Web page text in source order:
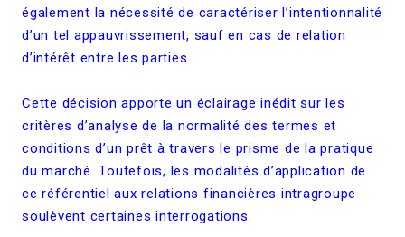
également la nécessité de caractériser l’intentionnalité
d’un tel appauvrissement, sauf en cas de relation
d’intérêt entre les parties.
Cette décision apporte un éclairage inédit sur les
critères d’analyse de la normalité des termes et
conditions d’un prêt à travers le prisme de la pratique
du marché. Toutefois, les modalités d’application de
ce référentiel aux relations financières intragroupe
soulèvent certaines interrogations.